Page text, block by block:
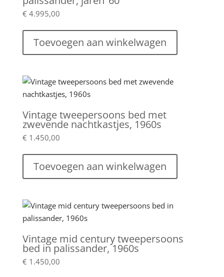
€ 4.995,00
Toevoegen aan winkelwagen
Vintage tweepersoons bed met
zwevende nachtkastjes, 1960s
€ 1.450,00
Toevoegen aan winkelwagen
Vintage mid century tweepersoons
bed in palissander, 1960s
€ 1.450,00